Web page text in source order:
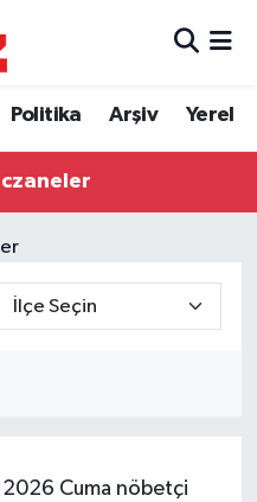
Politika Arşiv Yerel
Cuma nöbetçi
ve Fikstür